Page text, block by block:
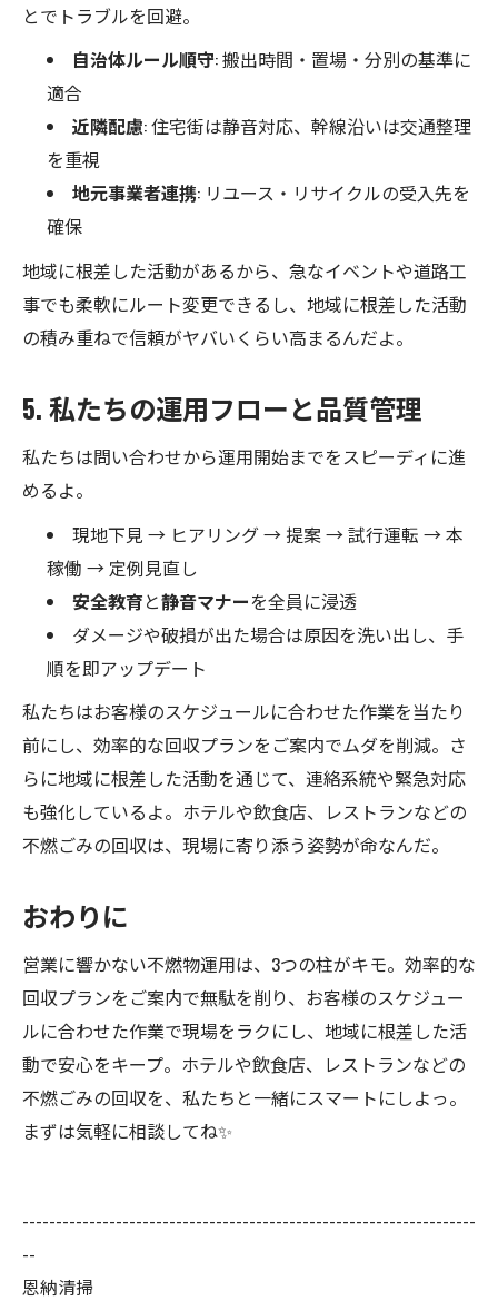
とでトラブルを回避。
自治体ルール順守: 搬出時間・置場・分別の基準に
適合
近隣配慮: 住宅街は静音対応、幹線沿いは交通整理
を重視
地元事業者連携: リユース・リサイクルの受入先を
確保
地域に根差した活動があるから、急なイベントや道路工
事でも柔軟にルート変更できるし、地域に根差した活動
の積み重ねで信頼がヤバいくらい高まるんだよ。
5. 私たちの運用フローと品質管理
私たちは問い合わせから運用開始までをスピーディに進
めるよ。
現地下見 → ヒアリング → 提案 → 試行運転 → 本
稼働 → 定例見直し
安全教育と静音マナーを全員に浸透
ダメージや破損が出た場合は原因を洗い出し、手
順を即アップデート
私たちはお客様のスケジュールに合わせた作業を当たり
前にし、効率的な回収プランをご案内でムダを削減。さ
らに地域に根差した活動を通じて、連絡系統や緊急対応
も強化しているよ。ホテルや飲食店、レストランなどの
不燃ごみの回収は、現場に寄り添う姿勢が命なんだ。
おわりに
営業に響かない不燃物運用は、3つの柱がキモ。効率的な
回収プランをご案内で無駄を削り、お客様のスケジュー
ルに合わせた作業で現場をラクにし、地域に根差した活
動で安心をキープ。ホテルや飲食店、レストランなどの
不燃ごみの回収を、私たちと一緒にスマートにしよっ。
まずは気軽に相談してね✨
--------------------------------------------------------------------
--
恩納清掃